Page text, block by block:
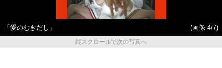
「愛のむきだし」
(画像 4/7)
縦スクロールで次の写真へ